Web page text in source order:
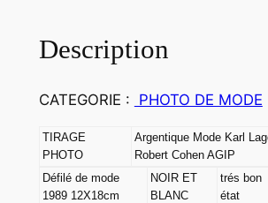
I
A
E
P
H
Description
CATEGORIE : PHOTO DE MODE
TIRAGE
PHOTO
Argentique Mode Karl
Robert Cohen AGIP
Défilé de mode
1989 12X18cm
NOIR ET
BLANC
trés bon
état